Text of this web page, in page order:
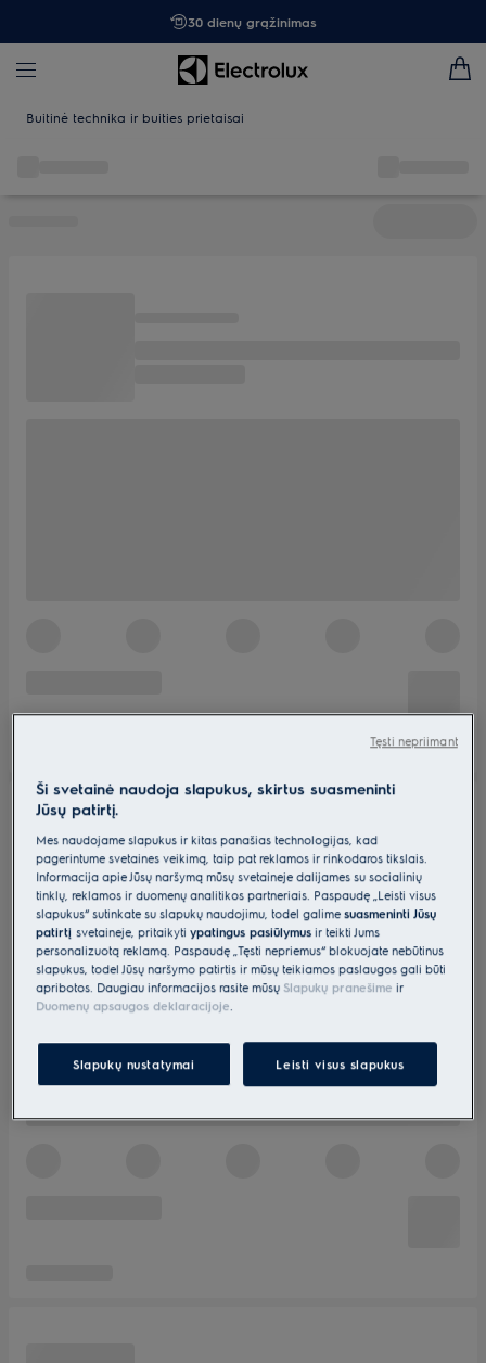
30 dienų grąžinimas
Buitinė technika ir buities prietaisai
Ši svetainė naudoja slapukus, skirtus suasmeninti
Jūsų patirtį.
Mes naudojame slapukus ir kitas panašias technologijas, kad
pagerintume svetainės veikimą, taip pat reklamos ir rinkodaros tikslais.
Informacija apie Jūsų naršymą mūsų svetainėje dalijamės su socialinių
tinklų, reklamos ir duomenų analitikos partneriais. Paspaudę „Leisti visus
slapukus“ sutinkate su slapukų naudojimu, todėl galimesuasmeninti Jūsų
patirtįsvetainėje, pritaikytiypatingus pasiūlymus ir teikti Jums
personalizuotą reklamą. Paspaudę „Tęsti nepriėmus“ blokuojate nebūtinus
slapukus, todėl Jūsų naršymo patirtis ir mūsų teikiamos paslaugos gali būti
apribotos. Daugiau informacijos rasite mūsų Slapukų pranešime ir
Duomenų apsaugos deklaracijoje.
Slapukų nustatymai Leisti visus slapukus
Tęsti nepriimant